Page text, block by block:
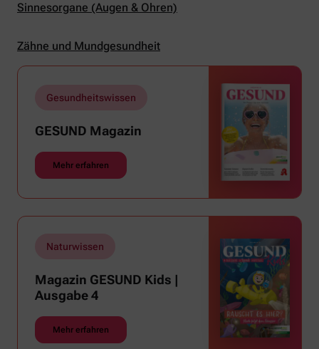
Sinnesorgane (Augen & Ohren)
Zähne und Mundgesundheit
Gesundheitswissen
GESUND Magazin
Mehr erfahren
Naturwissen
Magazin GESUND Kids |
Ausgabe 4
Mehr erfahren